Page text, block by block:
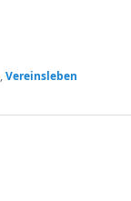
,Vereinsleben